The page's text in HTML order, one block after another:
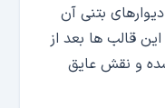
بتنی آن
قالب ها بعد از
و نقش عایق